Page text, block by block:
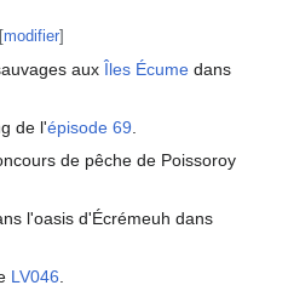
[modifier]
aux Îles Écume dans
de l'épisode 69.
de pêche de Poissoroy
l'oasis d'Écrémeuh dans
LV046